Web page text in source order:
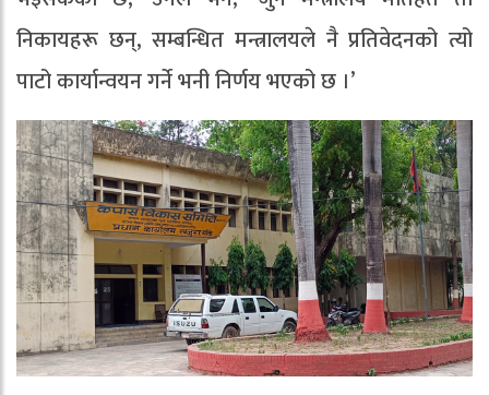
निकायहरू छन्, सम्बन्धित मन्त्रालयले नै प्रतिवेदनको त्यो
पाटो कार्यान्वयन गर्ने भनी निर्णय भएको छ ।’